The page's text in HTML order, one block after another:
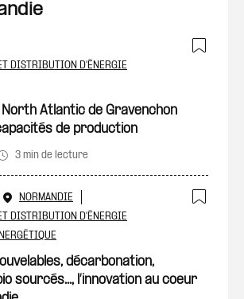
DISTRIBUTION D'ÉNERGIE
Atlantic de Gravenchon
de production
3 min de lecture
NORMANDIE
DISTRIBUTION D'ÉNERGIE
décarbonation,
sourcés..., l’innovation au coeur